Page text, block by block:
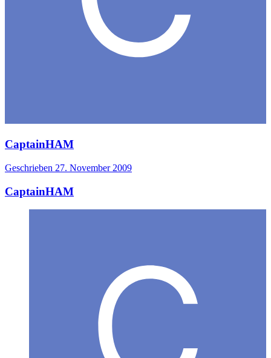
CaptainHAM
Geschrieben 27. November 2009
CaptainHAM